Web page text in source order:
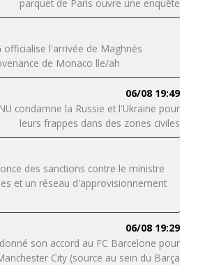
parquet de Paris ouvre une enquête
officialise l'arrivée de Maghnès
de Monaco lle/ah
06/08 19:49
condamne la Russie et l'Ukraine pour
leurs frappes dans des zones civiles
des sanctions contre le ministre
et un réseau d'approvisionnement
06/08 19:29
son accord au FC Barcelone pour
City (source au sein du Barça